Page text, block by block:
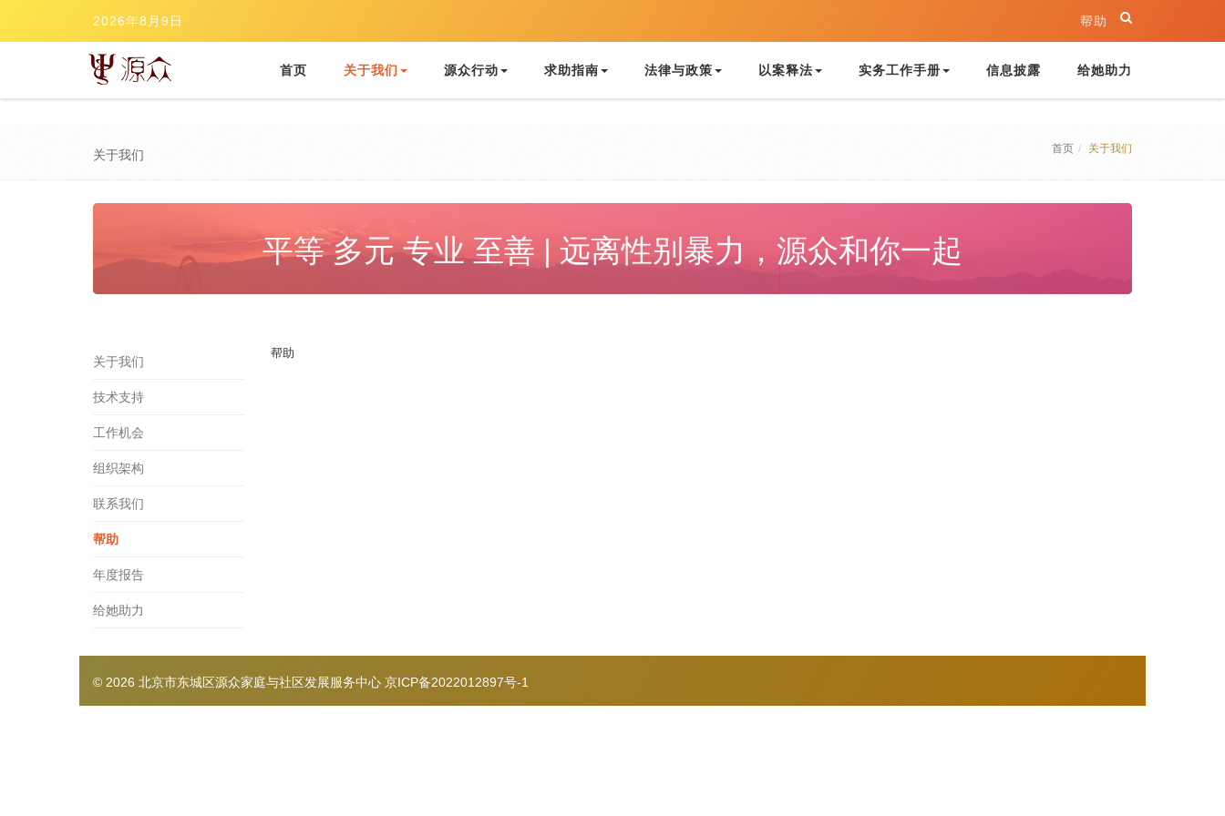
2026年8月9日 帮助
首页 (CURRENT)
关于我们 源众行动 求助指南 法律与政策 以案释法 实务工作手册 信息披露 给她助力
关于我们 首页 关于我们
平等 多元 专业 至善 | 远离性别暴力，源众和你一起
关于我们
技术支持
工作机会
组织架构
联系我们
帮助
年度报告
给她助力
帮助
© 2026 北京市东城区源众家庭与社区发展服务中心 京ICP备2022012897号-1